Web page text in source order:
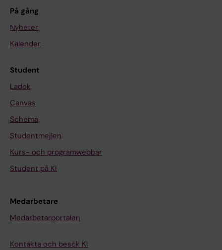
På gång
Nyheter
Kalender
Student
Ladok
Canvas
Schema
Studentmejlen
Kurs- och programwebbar
Student på KI
Medarbetare
Medarbetarportalen
Kontakta och besök KI